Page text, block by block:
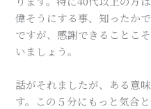
偉そうにする事、知ったか
ですが、感謝できることこ
いましょう。
話がそれましたが、ある意
す。この５分にもっと気合